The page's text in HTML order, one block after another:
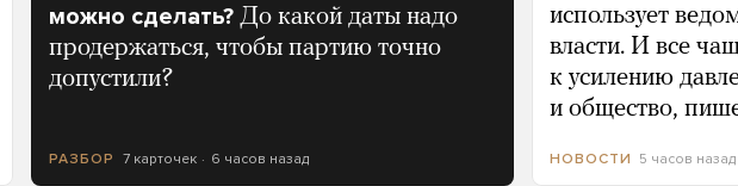
можно сделать? До какой даты надо
продержаться, чтобы партию точно
допустили?
РАЗБОР 7 карточек 6 часов назад
использует
власти. И все
к усилению
и общество,
НОВОСТИ 5 часов назад